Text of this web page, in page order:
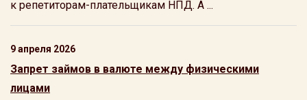
к репетиторам-плательщикам НПД. А ...
9 апреля 2026
Запрет займов в валюте между физическими
лицами